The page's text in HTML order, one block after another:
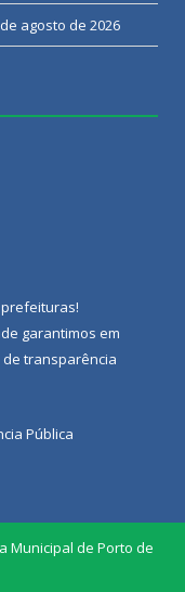
agosto de 2026
!
garantimos em
de transparência
Pública
Municipal de Porto de